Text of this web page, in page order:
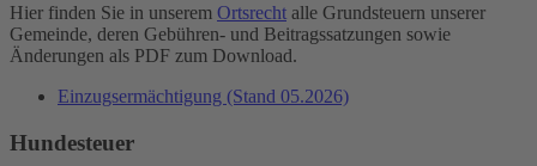
Hier finden Sie in unserem Ortsrecht alle Grundsteuern unserer
Gemeinde, deren Gebühren- und Beitragssatzungen sowie
Änderungen als PDF zum Download.
Einzugsermächtigung (Stand 05.2026)
Hundesteuer